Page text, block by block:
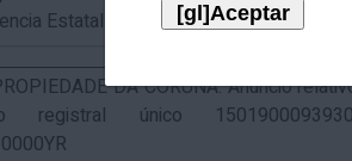
Estatal de Administración Tributaria.
DA CORUÑA. Anuncio
registral único